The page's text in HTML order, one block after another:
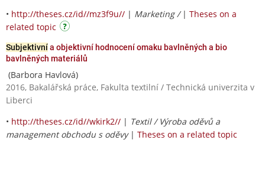
• http://theses.cz/id//mz3f9u// | Marketing / | Theses on a
related topic
Subjektivnía objektivní hodnocení omaku bavlněných a bio
bavlněných materiálů
(Barbora Havlová)
2016, Bakalářská práce, Fakulta textilní / Technická univerzita v
Liberci
• http://theses.cz/id//wkirk2// | Textil / Výroba oděvů a
management obchodu s oděvy| Theses on a related topic